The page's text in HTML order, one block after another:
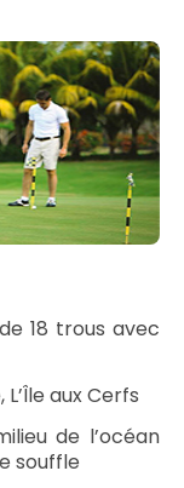
18 trous avec
aux Cerfs
de l’océan
souffle